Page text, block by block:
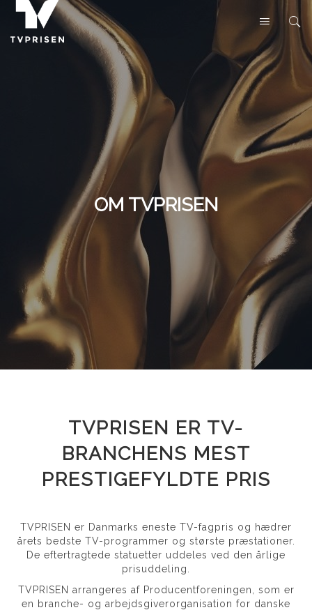
OM TVPRISEN
TVPRISEN ER TV-
BRANCHENS MEST
PRESTIGEFYLDTE PRIS
TVPRISEN er Danmarks eneste TV-fagpris og hædrer
årets bedste TV-programmer og største præstationer.
De eftertragtede statuetter uddeles ved den årlige
prisuddeling.
TVPRISEN arrangeres af Producentforeningen, som er
en branche- og arbejdsgiverorganisation for danske